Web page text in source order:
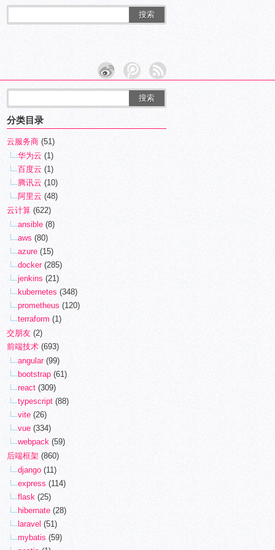
搜索
分类目录
云服务商 (51)
华为云 (1)
百度云 (1)
腾讯云 (10)
阿里云 (48)
云计算 (622)
ansible (8)
aws (80)
azure (15)
docker(285)
jenkins (21)
kubernetes (348)
prometheus (120)
terraform (1)
交朋友 (2)
前端技术 (693)
angular(99)
bootstrap (61)
react (309)
typescript (88)
vite (26)
vue (334)
webpack (59)
后端框架 (860)
django (11)
express (114)
flask (25)
hibernate (28)
laravel (51)
mybatis (59)